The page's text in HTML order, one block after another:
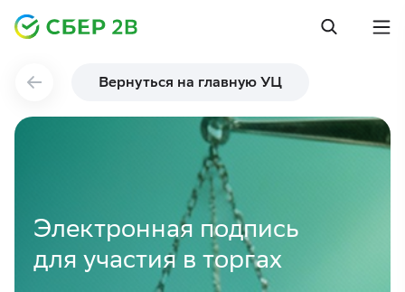
Вернуться на главную УЦ
Электронная подпись
для участия в торгах